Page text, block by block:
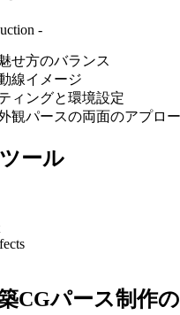
-
せ方のバランス
線イメージ
ィングと環境設定
観パースの両面のアプロ
ール
CGパース制作